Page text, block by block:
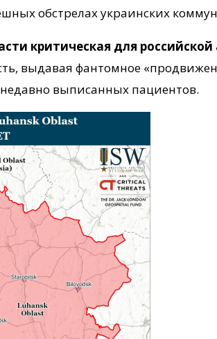
обстрелах украинских
критическая для
выдавая фантомное
выписанных пациентов.